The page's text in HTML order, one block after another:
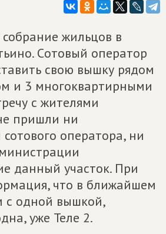
жильцов в
Cотовый оператор
свою вышку рядом
и 3 многоквартирными
с жителями
пришли ни
оператора, ни
данный участок. При
что в ближайшем
с одной вышкой,
уже Теле 2.